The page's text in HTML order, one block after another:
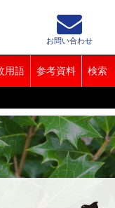
用語 参考資料 検索
お問い合わせ